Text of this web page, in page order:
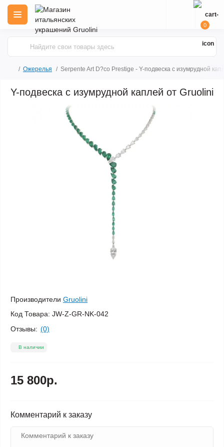
0
Ожерелья Serpente Art D?co Prestige - Y-подвеска с изумрудной
Y-подвеска с изумрудной каплей от Gruolini
Производители Gruolini
Код Товара: JW-Z-GR-NK-042
Отзывы: (0)
В наличии
15 800р.
Комментарий к заказу